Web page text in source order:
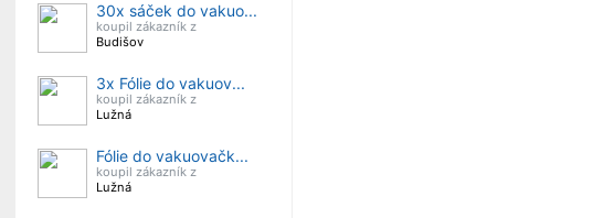
30x sáček do vakuo...
koupil zákazník z
Budišov
3x Fólie do vakuov...
koupil zákazník z
Lužná
Fólie do vakuovačk...
koupil zákazník z
Lužná